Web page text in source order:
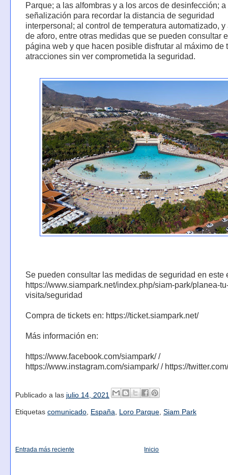
Parque; a las alfombras y a los arcos de desinfección; a
señalización para recordar la distancia de seguridad
interpersonal; al control de temperatura automatizado, y
de aforo, entre otras medidas que se pueden consultar
página web y que hacen posible disfrutar al máximo de
atracciones sin ver comprometida la seguridad.
Se pueden consultar las medidas de seguridad en este
https://www.siampark.net/index.php/siam-park/planea-
visita/seguridad
Compra de tickets en: https://ticket.siampark.net/
Más información en:
https://www.facebook.com/siampark/ /
https://www.instagram.com/siampark/ / https://
Publicado a las julio 14, 2021
Etiquetas comunicado, España, Loro Parque, Siam Park
Entrada más reciente Inicio